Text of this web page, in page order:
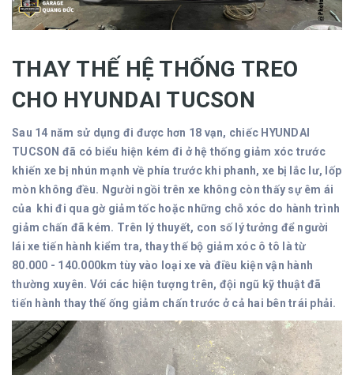
THAY THẾ HỆ THỐNG TREO
CHO HYUNDAI TUCSON
Sau 14 năm sử dụng đi được hơn 18 vạn, chiếc HYUNDAI
TUCSON đã có biểu hiện kém đi ở hệ thống giảm xóc trước
khiến xe bị nhún mạnh về phía trước khi phanh, xe bị lắc lư, lốp
mòn không đều. Người ngồi trên xe không còn thấy sự êm ái
của khi đi qua gờ giảm tốc hoặc những chỗ xóc do hành trình
giảm chấn đã kém. Trên lý thuyết, con số lý tưởng để người
lái xe tiến hành kiểm tra, thay thế bộ giảm xóc ô tô là từ
80.000 - 140.000km tùy vào loại xe và điều kiện vận hành
thường xuyên. Với các hiện tượng trên, đội ngũ kỹ thuật đã
tiến hành thay thế ống giảm chấn trước ở cả hai bên trái phải.